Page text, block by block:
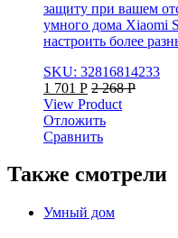
защиту при вашем
умного дома Xiaomi
настроить более
SKU: 32816814233
1 701 Р 2 268Р
View Product
Отложить
Сравнить
Также смотрели
Умный дом